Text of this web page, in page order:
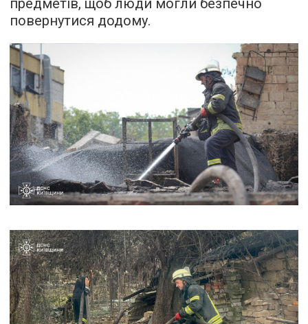
предметів, щоб люди могли безпечно
повернутися додому.